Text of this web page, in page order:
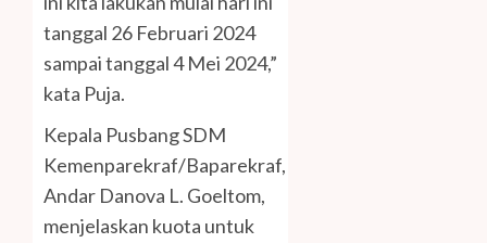
tanggal 26 Februari 2024
sampai tanggal 4 Mei 2024,”
kata Puja.
Kepala Pusbang SDM
Kemenparekraf/Baparekraf,
Andar Danova L. Goeltom,
menjelaskan kuota untuk